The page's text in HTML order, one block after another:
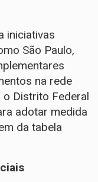
iniciativas
São Paulo,
na rede
o Distrito Federal
adotar medida
da tabela